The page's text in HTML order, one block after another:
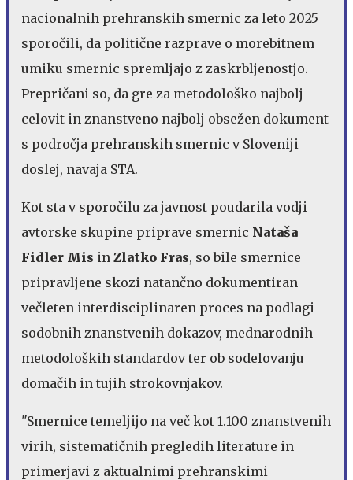
nacionalnih prehranskih smernic za leto 2025
sporočili, da politične razprave o morebitnem
umiku smernic spremljajo z zaskrbljenostjo.
Prepričani so, da gre za metodološko najbolj
celovit in znanstveno najbolj obsežen dokument
s področja prehranskih smernic v Sloveniji
doslej, navaja STA.
Kot sta v sporočilu za javnost poudarila vodji
avtorske skupine priprave smernic Nataša
Fidler Mis in Zlatko Fras, so bile smernice
pripravljene skozi natančno dokumentiran
večleten interdisciplinaren proces na podlagi
sodobnih znanstvenih dokazov, mednarodnih
metodoloških standardov ter ob sodelovanju
domačih in tujih strokovnjakov.
"Smernice temeljijo na več kot 1.100 znanstvenih
virih, sistematičnih pregledih literature in
primerjavi z aktualnimi prehranskimi